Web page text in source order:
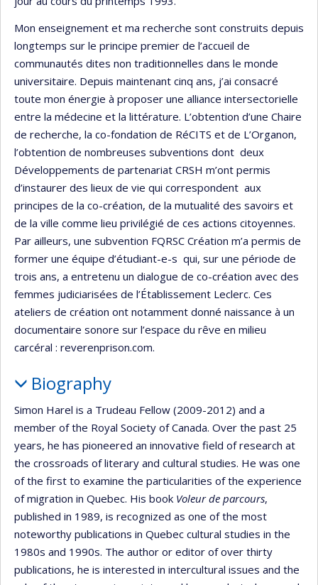
Mon enseignement et ma recherche sont construits depuis
longtemps sur le principe premier de l’accueil de
communautés dites non traditionnelles dans le monde
universitaire. Depuis maintenant cinq ans, j’ai consacré
toute mon énergie à proposer une alliance intersectorielle
entre la médecine et la littérature. L’obtention d’une Chaire
de recherche, la co-fondation de RéCITS et de L’Organon,
l’obtention de nombreuses subventions dont deux
Développements de partenariat CRSH m’ont permis
d’instaurer des lieux de vie qui correspondent aux
principes de la co-création, de la mutualité des savoirs et
de la ville comme lieu privilégié de ces actions citoyennes.
Par ailleurs, une subvention FQRSC Création m’a permis de
former une équipe d’étudiant-e-s qui, sur une période de
trois ans, a entretenu un dialogue de co-création avec des
femmes judiciarisées de l’Établissement Leclerc. Ces
ateliers de création ont notamment donné naissance à un
documentaire sonore sur l’espace du rêve en milieu
carcéral : reverenprison.com.
Biography
Simon Harel is a Trudeau Fellow (2009-2012) and a
member of the Royal Society of Canada. Over the past 25
years, he has pioneered an innovative field of research at
the crossroads of literary and cultural studies. He was one
of the first to examine the particularities of the experience
of migration in Quebec. His book Voleur de parcours,
published in 1989, is recognized as one of the most
noteworthy publications in Quebec cultural studies in the
1980s and 1990s. The author or editor of over thirty
publications, he is interested in intercultural issues and the